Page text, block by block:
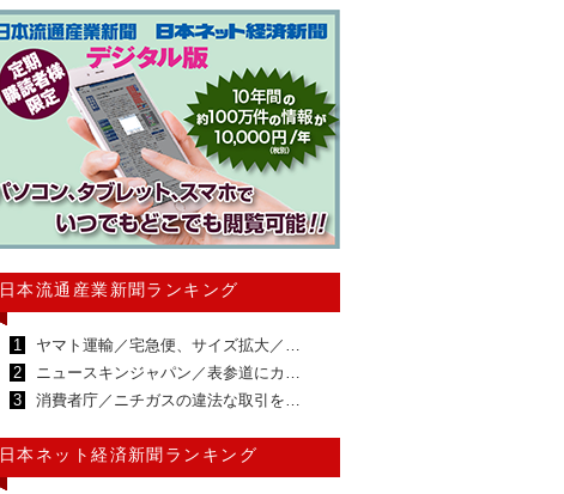
日本流通産業新聞ランキング
1
ヤマト運輸／宅急便、サイズ拡大／…
2
ニュースキンジャパン／表参道にカ…
3
消費者庁／ニチガスの違法な取引を…
日本ネット経済新聞ランキング